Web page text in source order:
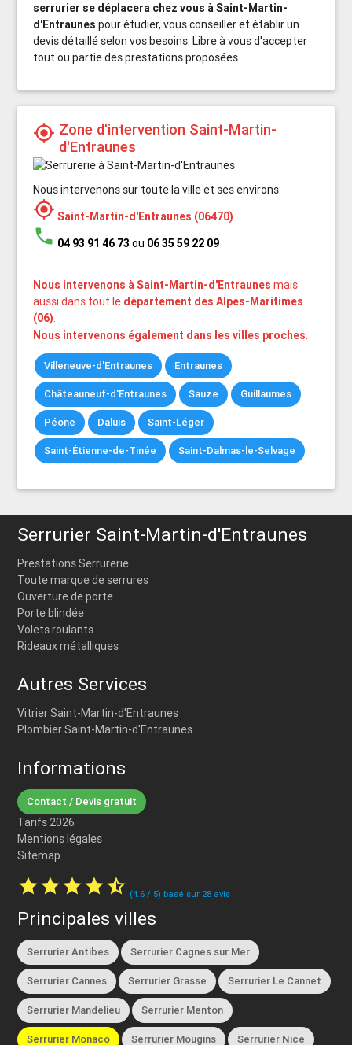
serrurier se déplacera chez vous à Saint-Martin-
d'Entraunes pour étudier, vous conseiller et établir un
devis détaillé selon vos besoins. Libre à vous d'accepter
tout ou partie des prestations proposées.
my_location Zone d'intervention Saint-Martin-
d'Entraunes
Nous intervenons sur toute la ville et ses environs:
my_location Saint-Martin-d'Entraunes (06470)
phone 04 93 91 46 73 ou 06 35 59 22 09
Nous intervenons à Saint-Martin-d'Entraunes mais
aussi dans tout le département des Alpes-Maritimes
(06).
Nous intervenons également dans les villes proches.
Villeneuve-d'Entraunes Entraunes
Châteauneuf-d'Entraunes Sauze Guillaumes
Péone Daluis Saint-Léger
Saint-Étienne-de-Tinée Saint-Dalmas-le-Selvage
Serrurier Saint-Martin-d'Entraunes
Prestations Serrurerie
Toute marque de serrures
Ouverture de porte
Porte blindée
Volets roulants
Rideaux métalliques
Autres Services
Vitrier Saint-Martin-d'Entraunes
Plombier Saint-Martin-d'Entraunes
Informations
Contact / Devis gratuit
Tarifs 2026
Mentions légales
Sitemap
starstarstarstarstar_half (4.6 / 5) basé sur 28 avis
Principales villes
Serrurier Antibes Serrurier Cagnes sur Mer
Serrurier Cannes Serrurier Grasse Serrurier Le Cannet
Serrurier Mandelieu Serrurier Menton
Serrurier Monaco Serrurier Mougins Serrurier Nice